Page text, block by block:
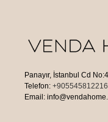
Panayır, İstanbul Cd
Telefon: +905545812216
Email: